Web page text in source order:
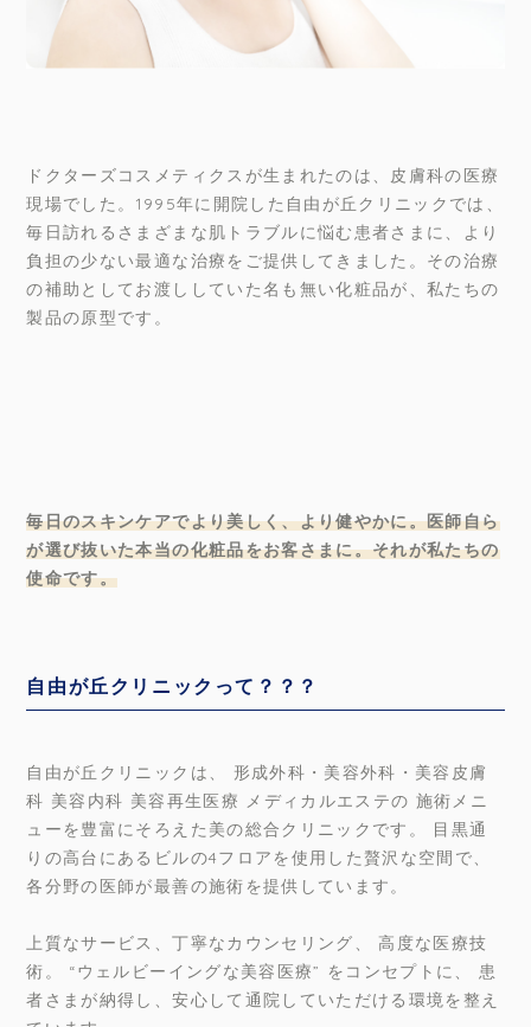
ドクターズコスメティクスが生まれたのは、皮膚科の医療
現場でした。1995年に開院した自由が丘クリニックでは、
毎日訪れるさまざまな肌トラブルに悩む患者さまに、より
負担の少ない最適な治療をご提供してきました。その治療
の補助としてお渡ししていた名も無い化粧品が、私たちの
製品の原型です。
毎日のスキンケアでより美しく、より健やかに。医師自ら
が選び抜いた本当の化粧品をお客さまに。それが私たちの
使命です。
自由が丘クリニックって？？？
自由が丘クリニックは、 形成外科・美容外科・美容皮膚
科 美容内科 美容再生医療 メディカルエステの 施術メニ
ューを豊富にそろえた美の総合クリニックです。 目黒通
りの高台にあるビルの4フロアを使用した贅沢な空間で、
各分野の医師が最善の施術を提供しています。
上質なサービス、丁寧なカウンセリング、 高度な医療技
術。 “ウェルビーイングな美容医療” をコンセプトに、 患
者さまが納得し、安心して通院していただける環境を整え